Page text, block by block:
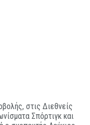
στις Διεθνείς
Σπόρτιγκ και